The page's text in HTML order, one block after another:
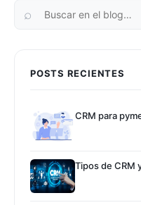
POSTS RECIENTES
CRM para
Tipos de CRM